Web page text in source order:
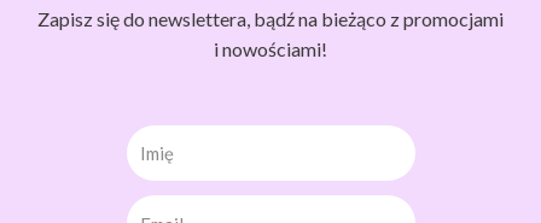
Zapisz się do newslettera, bądź na bieżąco z promocjami
i nowościami!
Imię